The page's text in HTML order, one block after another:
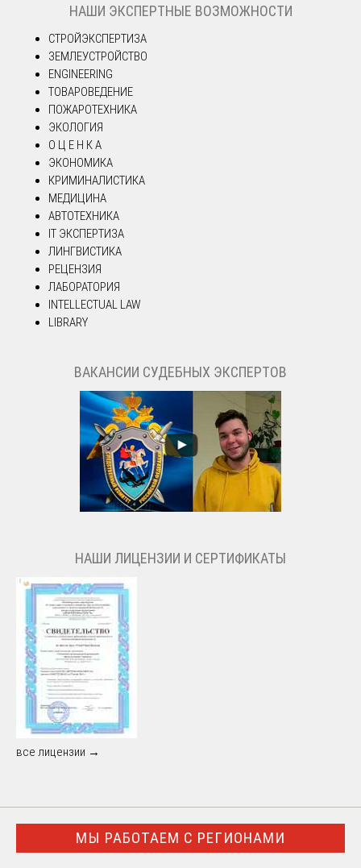
НАШИ ЭКСПЕРТНЫЕ ВОЗМОЖНОСТИ
СТРОЙЭКСПЕРТИЗА
ЗЕМЛЕУСТРОЙСТВО
ENGINEERING
ТОВАРОВЕДЕНИЕ
ПОЖАРОТЕХНИКА
ЭКОЛОГИЯ
О Ц Е Н К А
ЭКОНОМИКА
КРИМИНАЛИСТИКА
МЕДИЦИНА
АВТОТЕХНИКА
IT ЭКСПЕРТИЗА
ЛИНГВИСТИКА
РЕЦЕНЗИЯ
ЛАБОРАТОРИЯ
INTELLECTUAL LAW
LIBRARY
ВАКАНСИИ СУДЕБНЫХ ЭКСПЕРТОВ
НАШИ ЛИЦЕНЗИИ И СЕРТИФИКАТЫ
все лицензии →
МЫ РАБОТАЕМ С РЕГИОНАМИ